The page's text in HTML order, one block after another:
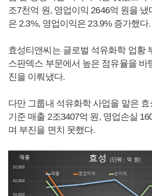
조7천억 원, 영업이익 2646억 원을
은 2.3%, 영업이익은 23.9% 증가했다.
효성티앤씨는 글로벌 석유화학 업황
스판덱스 부문에서 높은 점유율을 바
진을 이뤄냈다.
다만 그룹내 석유화학 사업을 맡은 효
기준 매출 2조3407억 원, 영업손실
며 부진을 면치 못했다.